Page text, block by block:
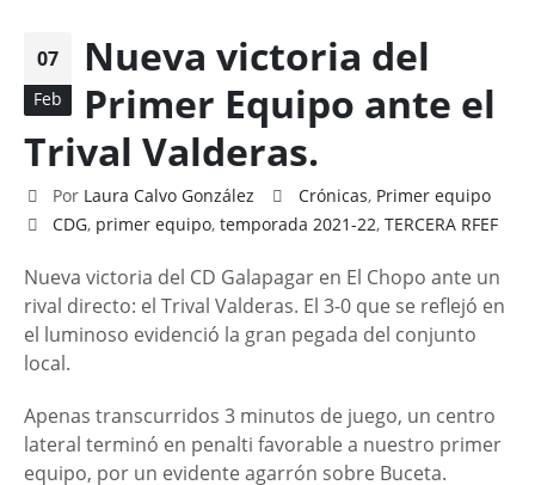
07
Feb
Nueva victoria del
Primer Equipo ante el
Trival Valderas.
Por Laura Calvo González Crónicas, Primer equipo
CDG, primer equipo,temporada 2021-22,TERCERA RFEF
Nueva victoria del CD Galapagar en El Chopo ante un
rival directo: el Trival Valderas. El 3-0 que se reflejó en
el luminoso evidenció la gran pegada del conjunto
local.
Apenas transcurridos 3 minutos de juego, un centro
lateral terminó en penalti favorable a nuestro primer
equipo, por un evidente agarrón sobre Buceta.